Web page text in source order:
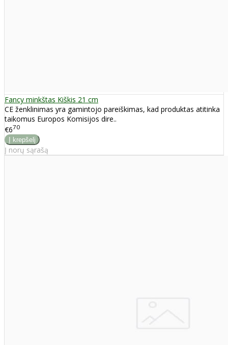
Fancy minkštas Kiškis 21 cm
CE ženklinimas yra gamintojo pareiškimas, kad produktas atitinka
taikomus Europos Komisijos dire..
€670
Į norų sąrašą